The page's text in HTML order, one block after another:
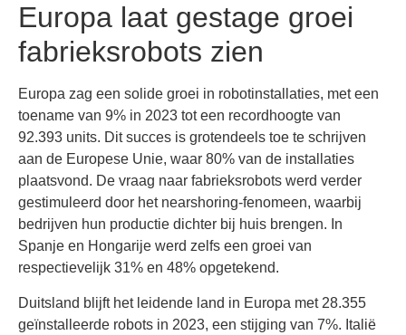
Europa laat gestage groei
fabrieksrobots zien
Europa zag een solide groei in robotinstallaties, met een
toename van 9% in 2023 tot een recordhoogte van
92.393 units. Dit succes is grotendeels toe te schrijven
aan de Europese Unie, waar 80% van de installaties
plaatsvond. De vraag naar fabrieksrobots werd verder
gestimuleerd door het nearshoring-fenomeen, waarbij
bedrijven hun productie dichter bij huis brengen. In
Spanje en Hongarije werd zelfs een groei van
respectievelijk 31% en 48% opgetekend.
Duitsland blijft het leidende land in Europa met 28.355
geïnstalleerde robots in 2023, een stijging van 7%. Italië